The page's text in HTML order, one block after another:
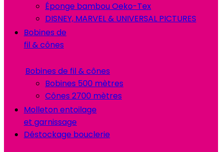
Éponge bambou Oeko-Tex
DISNEY, MARVEL & UNIVERSAL PICTURES
Bobines de
fil & cônes
Bobines de fil & cônes
Bobines 500 mètres
Cônes 2700 mètres
Molleton entoilage
et garnissage
Déstockage bouclerie